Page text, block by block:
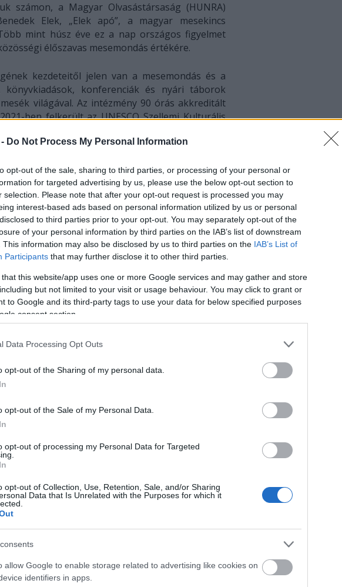
Do Not Process My Personal Information
opt-out of the sale, sharing to third parties, or processing of your personal or
for targeted advertising by us, please use the below opt-out section to
selection. Please note that after your opt-out request is processed you may
interest-based ads based on personal information utilized by us or personal
to third parties prior to your opt-out. You may separately opt-out of the
of your personal information by third parties on the IAB’s list of downstream
This information may also be disclosed by us to third parties on the IAB’s List of
Participants that may further disclose it to other third parties.
that this website/app uses one or more Google services and may gather and store
but not limited to your visit or usage behaviour. You may click to grant or
to Google and its third-party tags to use your data for below specified purposes
consent section.
Data Processing Opt Outs
opt-out of the Sharing of my personal data.
opt-out of the Sale of my Personal Data.
opt-out of processing my Personal Data for Targeted
opt-out of Collection, Use, Retention, Sale, and/or Sharing
Data that Is Unrelated with the Purposes for which it
allow Google to enable storage related to advertising like cookies on
identifiers in apps.
számon, a Magyar Olvasástársaság (HUNRA)
Elek, „Elek apó”, a magyar mesekincs
mint húsz éve ez a nap országos figyelmet
élőszavas mesemondás értékére.
kezdeteitől jelen van a mesemondás és a
könyvkiadások, konferenciák és nyári táborok
világával. Az intézmény 90 órás akkreditált
ben felkerült az UNESCO Szellemi Kulturális
a hagyományos szóbeli mesemondás
Háza két programmal is készül. Szeptember
mesés házbejáráson vehetnek részt az
épületmustrán túl Simándi László
bemutatását a hozzá kötődő mesékkel és
kerül az immár több mint 15 éve működő
felnőttek számára kínál közösségi élőszavas
Egyesület együttműködésével.